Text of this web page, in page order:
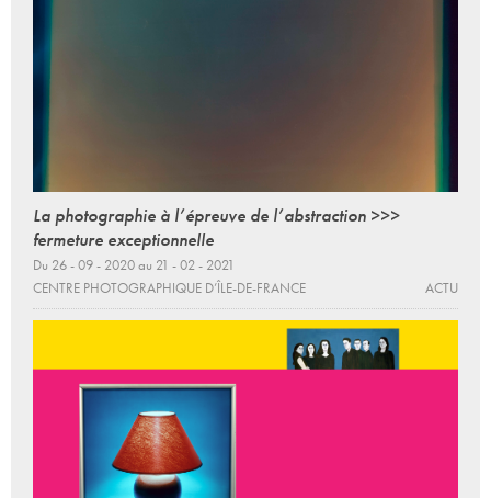
La photographie à l’épreuve de l’abstraction >>>
fermeture exceptionnelle
Du 26 - 09 - 2020 au 21 - 02 - 2021
CENTRE PHOTOGRAPHIQUE D’ÎLE-DE-FRANCE
ACTU